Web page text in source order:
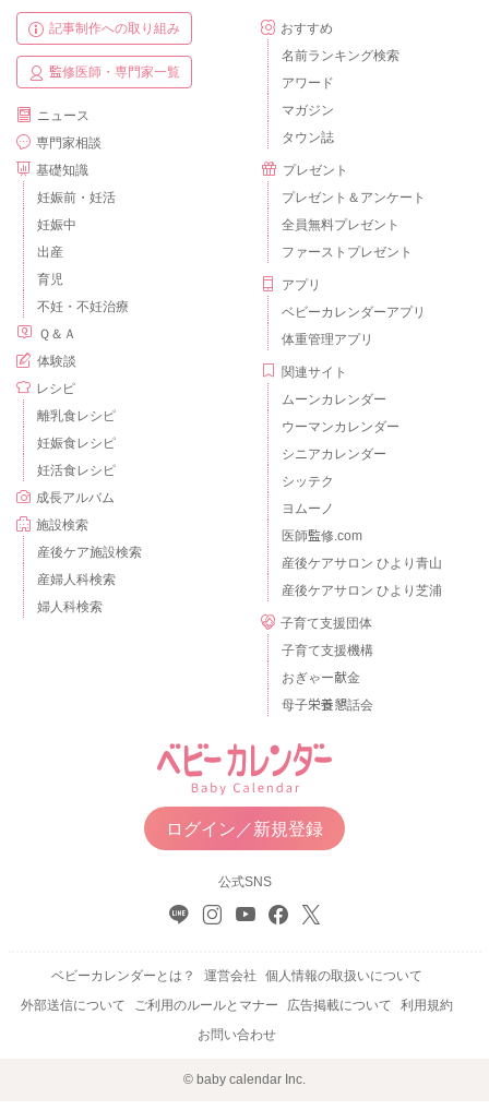
記事制作への取り組み
監修医師・専門家一覧
ニュース
専門家相談
基礎知識
妊娠前・妊活
妊娠中
出産
育児
不妊・不妊治療
Ｑ＆Ａ
体験談
レシピ
離乳食レシピ
妊娠食レシピ
妊活食レシピ
成長アルバム
施設検索
産後ケア施設検索
産婦人科検索
婦人科検索
おすすめ
名前ランキング検索
アワード
マガジン
タウン誌
プレゼント
プレゼント＆アンケート
全員無料プレゼント
ファーストプレゼント
アプリ
ベビーカレンダーアプリ
体重管理アプリ
関連サイト
ムーンカレンダー
ウーマンカレンダー
シニアカレンダー
シッテク
ヨムーノ
医師監修.com
産後ケアサロン ひより青山
産後ケアサロン ひより芝浦
子育て支援団体
子育て支援機構
おぎゃー献金
母子栄養懇話会
ログイン／新規登録
公式SNS
ベビーカレンダーとは？ 運営会社
個人情報の取扱いについて
外部送信について
ご利用のルールとマナー 広告掲載について
利用規約
お問い合わせ
© baby calendar Inc.